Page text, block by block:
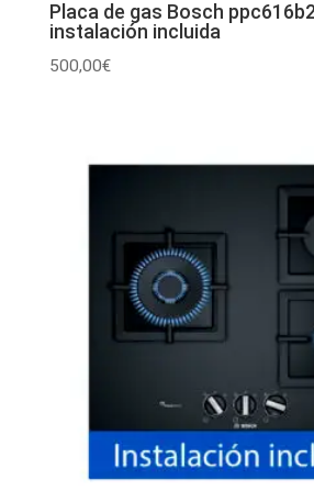
Placa de gas Bosch
instalación incluida
500,00€